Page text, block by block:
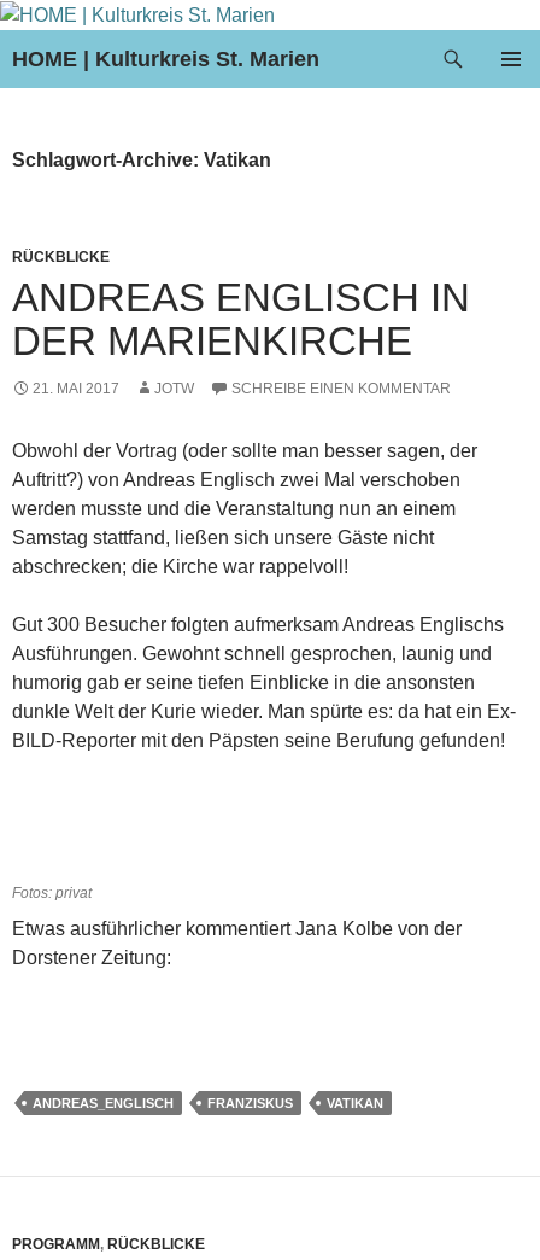
HOME | Kulturkreis St. Marien
Schlagwort-Archive: Vatikan
RÜCKBLICKE
ANDREAS ENGLISCH IN
DER MARIENKIRCHE
21. MAI 2017 JOTW SCHREIBE EINEN KOMMENTAR
Obwohl der Vortrag (oder sollte man besser sagen, der
Auftritt?) von Andreas Englisch zwei Mal verschoben
werden musste und die Veranstaltung nun an einem
Samstag stattfand, ließen sich unsere Gäste nicht
abschrecken; die Kirche war rappelvoll!
Gut 300 Besucher folgten aufmerksam Andreas Englischs
Ausführungen. Gewohnt schnell gesprochen, launig und
humorig gab er seine tiefen Einblicke in die ansonsten
dunkle Welt der Kurie wieder. Man spürte es: da hat ein Ex-
BILD-Reporter mit den Päpsten seine Berufung gefunden!
Fotos: privat
Etwas ausführlicher kommentiert Jana Kolbe von der
Dorstener Zeitung:
ANDREAS_ENGLISCH FRANZISKUS VATIKAN
PROGRAMM, RÜCKBLICKE